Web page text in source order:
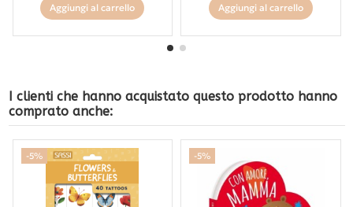
Aggiungi al carrello Aggiungi al carrello
I clienti che hanno acquistato questo prodotto hanno
comprato anche:
-5% -5%